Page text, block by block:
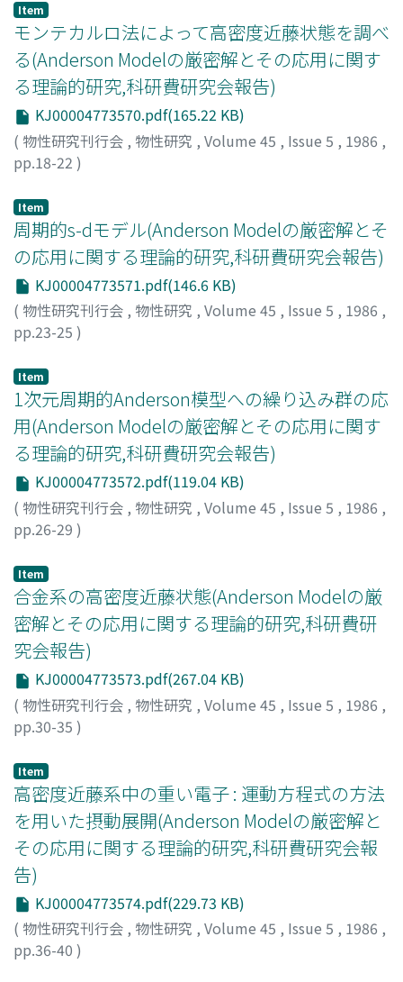
Item
モンテカルロ法によって高密度近藤状態を調べ
る(Anderson Modelの厳密解とその応用に関す
る理論的研究,科研費研究会報告)
KJ00004773570.pdf(165.22 KB)
( 物性研究刊行会 , 物性研究 , Volume 45 , Issue 5 , 1986 ,
pp.18-22 )
Item
周期的s-dモデル(Anderson Modelの厳密解とそ
の応用に関する理論的研究,科研費研究会報告)
KJ00004773571.pdf(146.6 KB)
( 物性研究刊行会 , 物性研究 , Volume 45 , Issue 5 , 1986 ,
pp.23-25 )
ツネトウ, トシヒコ
Item
1次元周期的Anderson模型への繰り込み群の応
用(Anderson Modelの厳密解とその応用に関す
る理論的研究,科研費研究会報告)
KJ00004773572.pdf(119.04 KB)
( 物性研究刊行会 , 物性研究 , Volume 45 , Issue 5 , 1986 ,
pp.26-29 )
マコシ, ケンジ
Item
合金系の高密度近藤状態(Anderson Modelの厳
密解とその応用に関する理論的研究,科研費研
究会報告)
KJ00004773573.pdf(267.04 KB)
( 物性研究刊行会 , 物性研究 , Volume 45 , Issue 5 , 1986 ,
pp.30-35 )
サイ, ヒデアキ
Item
高密度近藤系中の重い電子 : 運動方程式の方法
を用いた摂動展開(Anderson Modelの厳密解と
その応用に関する理論的研究,科研費研究会報
告)
KJ00004773574.pdf(229.73 KB)
( 物性研究刊行会 , 物性研究 , Volume 45 , Issue 5 , 1986 ,
pp.36-40 )